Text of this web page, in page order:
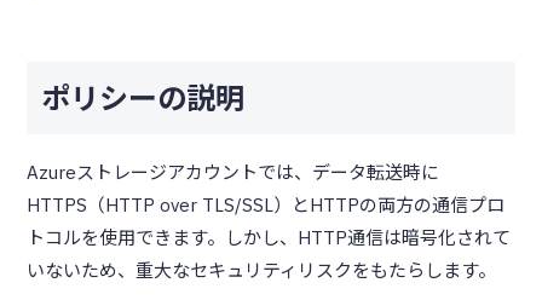
ポリシーの説明
Azureストレージアカウントでは、データ転送時に
HTTPS（HTTP over TLS/SSL）とHTTPの両方の通信プロ
トコルを使用できます。しかし、HTTP通信は暗号化されて
いないため、重大なセキュリティリスクをもたらします。